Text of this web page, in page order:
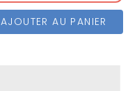
AJOUTER AU PANIER